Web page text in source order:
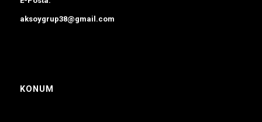
aksoygrup38@gmail.com
KONUM